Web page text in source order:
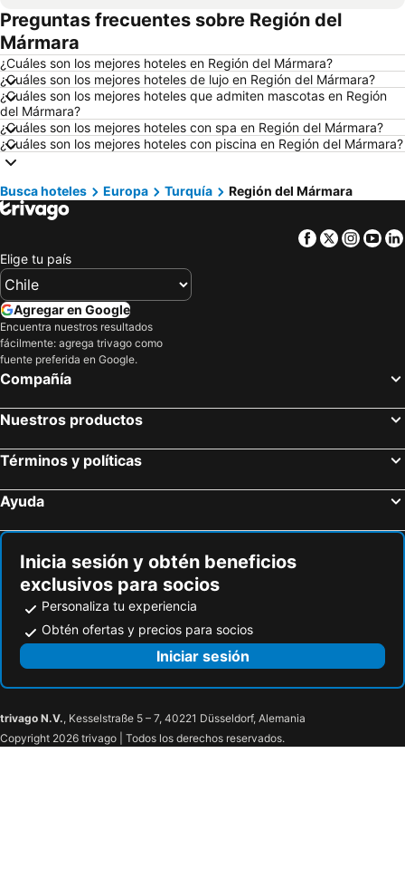
Hoteles en Roma
Hoteles en La Serena
Hoteles en Puerto Montt
Hoteles en Valdivia
Hoteles en San Andrés
Hoteles en Búzios
Hoteles en Chillán
Hoteles en Arica
Hoteles en Curazao
Hoteles en Región Metropolitana de Santiago
Hoteles en Chiloé
Hoteles en Cerdeña
Hoteles en Curicó
Hoteles en Jamaica
Hoteles en Lacio
Hoteles en Región de Arica y Parinacota
Hoteles en Colombia
Hoteles en Andalucía
Hoteles en Prefectura Tokio
Preguntas frecuentes sobre Región del
Mármara
¿Cuáles son los mejores hoteles en Región del Mármara?
¿Cuáles son los mejores hoteles de lujo en Región del Mármara?
¿Cuáles son los mejores hoteles que admiten mascotas en Región
del Mármara?
¿Cuáles son los mejores hoteles con spa en Región del Mármara?
¿Cuáles son los mejores hoteles con piscina en Región del Mármara?
Busca hoteles Europa Turquía Región del Mármara
Facebook
Twitter
Elige tu país
Agregar en Google
Encuentra nuestros resultados
fácilmente: agrega trivago como
fuente preferida en Google.
Compañía
Nuestros productos
Términos y políticas
Ayuda
Inicia sesión y obtén beneficios
exclusivos para socios
Personaliza tu experiencia
Obtén ofertas y precios para socios
Iniciar sesión
trivago N.V., Kesselstraße 5 – 7, 40221 Düsseldorf, Alemania
Copyright 2026 trivago | Todos los derechos reservados.